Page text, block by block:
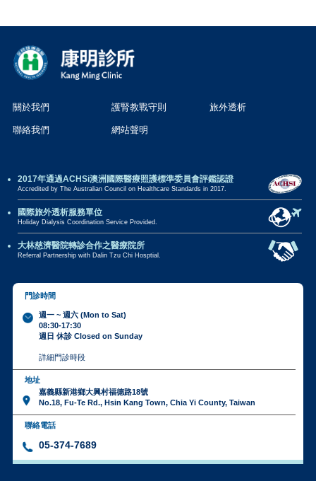
關於我們 護腎教戰守則 旅外透析
聯絡我們 網站聲明
2017年通過ACHSi澳洲國際醫療照護標準委員會評鑑認證
Accredited by The Australian Council on Healthcare Standards in 2017.
國際旅外透析服務單位
Holiday Dialysis Coordination Service Provided.
大林慈濟醫院轉診合作之醫療院所
Referral Partnership with Dalin Tzu Chi Hosptial.
門診時間
週一 ~ 週六 (Mon to Sat)
08:30-17:30
週日 休診 Closed on Sunday
詳細門診時段
地址
嘉義縣新港鄉大興村福德路18號
No.18, Fu-Te Rd., Hsin Kang Town, Chia Yi County, Taiwan
聯絡電話
05-374-7689